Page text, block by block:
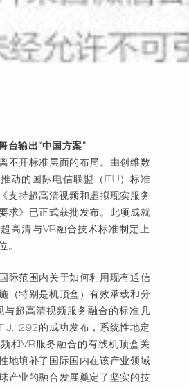
台输出“中国方案”
不开标准层面的布局。由创维数
动的国际电信联盟（
ITU）标准
持超高清视频和虚拟现实服务
求》已正式获批发布。此项成就
高清与VR融合技术标准制定上
。
际范围内关于如何利用现有通信
（特别是机顶盒）有效承载和分
与超高清视频服务融合的标准几
J.1292的成功发布，系统性地定
和VR服务融合的有线机顶盒关
地填补了国际国内在该产业领域
产业的融合发展奠定了坚实的技